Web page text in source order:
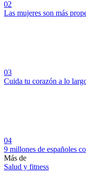
02
Las mujeres son más
03
Cuida tu corazón a lo
04
9 millones de españoles
Más de
Salud y fitness